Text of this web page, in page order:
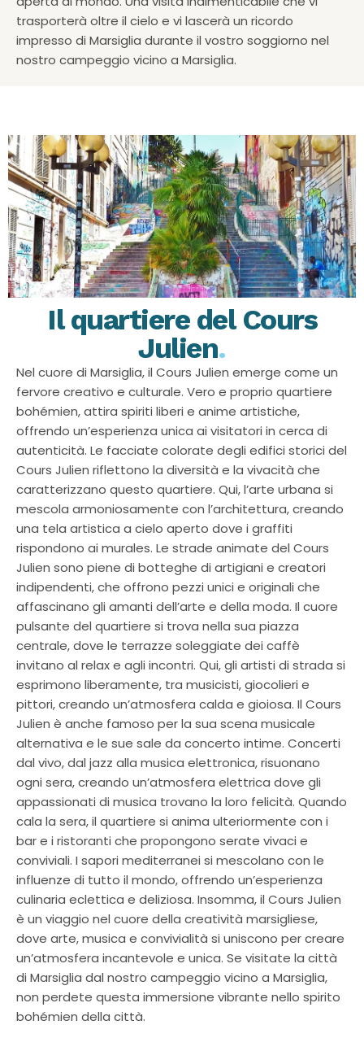
trasporterà oltre il cielo e vi lascerà un ricordo
impresso di Marsiglia durante il vostro soggiorno nel
nostro campeggio vicino a Marsiglia.
Il quartiere del Cours
Julien.
Nel cuore di Marsiglia, il Cours Julien emerge come un
fervore creativo e culturale. Vero e proprio quartiere
bohémien, attira spiriti liberi e anime artistiche,
offrendo un’esperienza unica ai visitatori in cerca di
autenticità. Le facciate colorate degli edifici storici del
Cours Julien riflettono la diversità e la vivacità che
caratterizzano questo quartiere. Qui, l’arte urbana si
mescola armoniosamente con l’architettura, creando
una tela artistica a cielo aperto dove i graffiti
rispondono ai murales. Le strade animate del Cours
Julien sono piene di botteghe di artigiani e creatori
indipendenti, che offrono pezzi unici e originali che
affascinano gli amanti dell’arte e della moda. Il cuore
pulsante del quartiere si trova nella sua piazza
centrale, dove le terrazze soleggiate dei caffè
invitano al relax e agli incontri. Qui, gli artisti di strada si
esprimono liberamente, tra musicisti, giocolieri e
pittori, creando un’atmosfera calda e gioiosa. Il Cours
Julien è anche famoso per la sua scena musicale
alternativa e le sue sale da concerto intime. Concerti
dal vivo, dal jazz alla musica elettronica, risuonano
ogni sera, creando un’atmosfera elettrica dove gli
appassionati di musica trovano la loro felicità. Quando
cala la sera, il quartiere si anima ulteriormente con i
bar e i ristoranti che propongono serate vivaci e
conviviali. I sapori mediterranei si mescolano con le
influenze di tutto il mondo, offrendo un’esperienza
culinaria eclettica e deliziosa. Insomma, il Cours Julien
è un viaggio nel cuore della creatività marsigliese,
dove arte, musica e convivialità si uniscono per creare
un’atmosfera incantevole e unica. Se visitate la città
di Marsiglia dal nostro campeggio vicino a Marsiglia,
non perdete questa immersione vibrante nello spirito
bohémien della città.